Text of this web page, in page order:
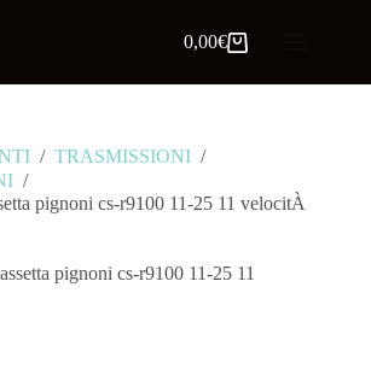
0,00€
/ TRASMISSIONI /
/
pignoni cs-r9100 11-25 11 velocitÀ